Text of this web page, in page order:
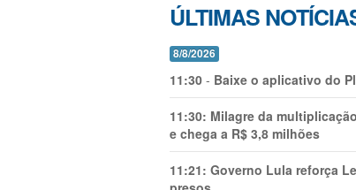
ÚLTIMAS
8/8/2026
11:30 - Baixe o aplicativo do
11:30: Milagre da
e chega a R$ 3,8 milhões
11:21: Governo Lula reforça